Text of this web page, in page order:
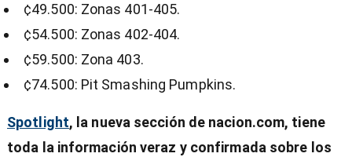
¢49.500: Zonas 401-405.
¢54.500: Zonas 402-404.
¢59.500: Zona 403.
¢74.500: Pit Smashing Pumpkins.
Spotlight, la nueva sección de nacion.com, tiene
toda la información veraz y confirmada sobre los